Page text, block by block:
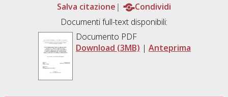
Salva citazione
Condividi
Documenti full-text disponibili:
Documento PDF
Download (3MB) | Anteprima